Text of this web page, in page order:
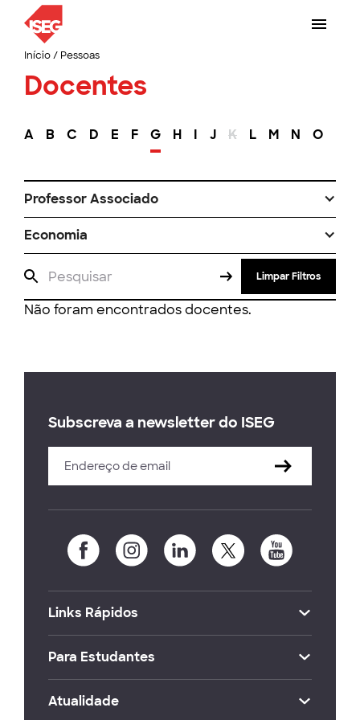
Início/ Pessoas
Docentes
A B C D E F G H I J K L M N O
Professor Associado
Economia
Limpar Filtros
Não foram encontrados docentes.
Subscreva a newsletter do ISEG
Links Rápidos
Para Estudantes
Atualidade